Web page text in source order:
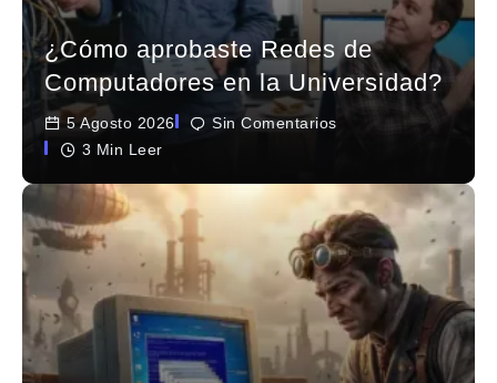
¿Cómo aprobaste Redes de
Computadores en la Universidad?
5 Agosto 2026
Sin Comentarios
3 Min Leer